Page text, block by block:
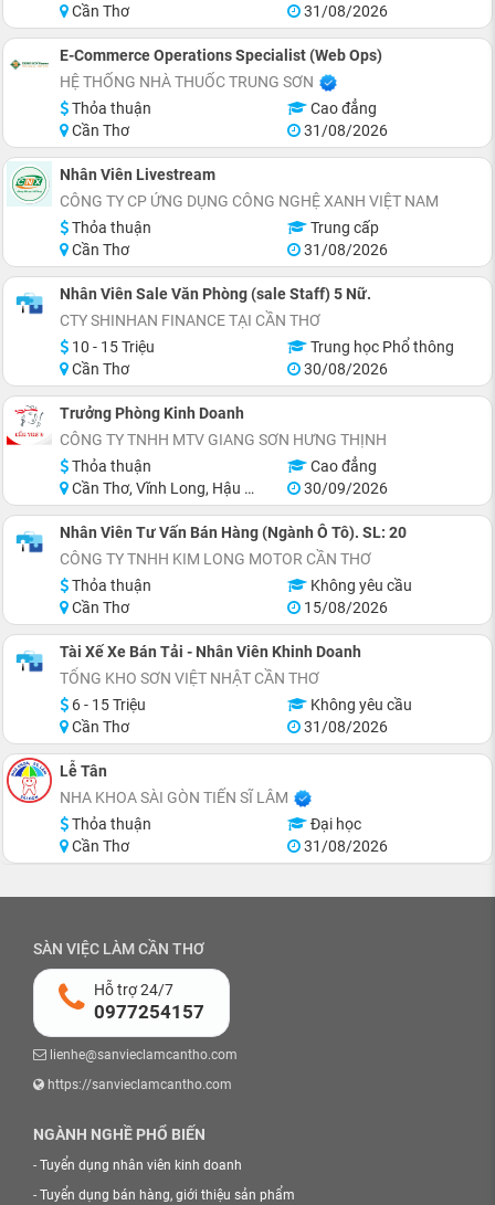
Cần Thơ
31/08/2026
E-Commerce Operations Specialist (Web Ops)
HỆ THỐNG NHÀ THUỐC TRUNG SƠN
Thỏa thuận
Cao đẳng
Cần Thơ
31/08/2026
Nhân Viên Livestream
CÔNG TY CP ỨNG DỤNG CÔNG NGHỆ XANH VIỆT NAM
Thỏa thuận
Trung cấp
Cần Thơ
31/08/2026
Nhân Viên Sale Văn Phòng (sale Staff) 5 Nữ.
CTY SHINHAN FINANCE TẠI CẦN THƠ
10 - 15 Triệu
Trung học Phổ thông
Cần Thơ
30/08/2026
Trưởng Phòng Kinh Doanh
CÔNG TY TNHH MTV GIANG SƠN HƯNG THỊNH
Thỏa thuận
Cao đẳng
Cần Thơ, Vĩnh Long, Hậu Giang
30/09/2026
Nhân Viên Tư Vấn Bán Hàng (Ngành Ô Tô). SL: 20
CÔNG TY TNHH KIM LONG MOTOR CẦN THƠ
Thỏa thuận
Không yêu cầu
Cần Thơ
15/08/2026
Tài Xế Xe Bán Tải - Nhân Viên Khinh Doanh
TỔNG KHO SƠN VIỆT NHẬT CẦN THƠ
6 - 15 Triệu
Không yêu cầu
Cần Thơ
31/08/2026
Lễ Tân
NHA KHOA SÀI GÒN TIẾN SĨ LÂM
Thỏa thuận
Đại học
Cần Thơ
31/08/2026
SÀN VIỆC LÀM CẦN THƠ
Hỗ trợ 24/7
0977254157
lienhe@sanvieclamcantho.com
https://sanvieclamcantho.com
NGÀNH NGHỀ PHỔ BIẾN
- Tuyển dụng nhân viên kinh doanh
- Tuyển dụng bán hàng, giới thiệu sản phẩm